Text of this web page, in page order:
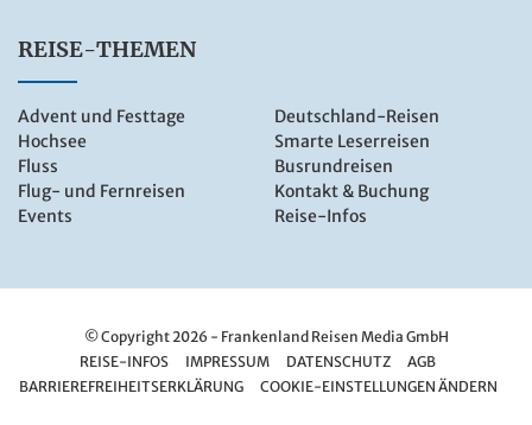
REISE-THEMEN
Advent und Festtage
Hochsee
Fluss
Flug- und Fernreisen
Events
Deutschland-Reisen
Smarte Leserreisen
Busrundreisen
Kontakt & Buchung
Reise-Infos
© Copyright 2026 - Frankenland Reisen Media GmbH
REISE-INFOS
IMPRESSUM DATENSCHUTZ
AGB
BARRIEREFREIHEITSERKLÄRUNG
COOKIE-EINSTELLUNGEN ÄNDERN